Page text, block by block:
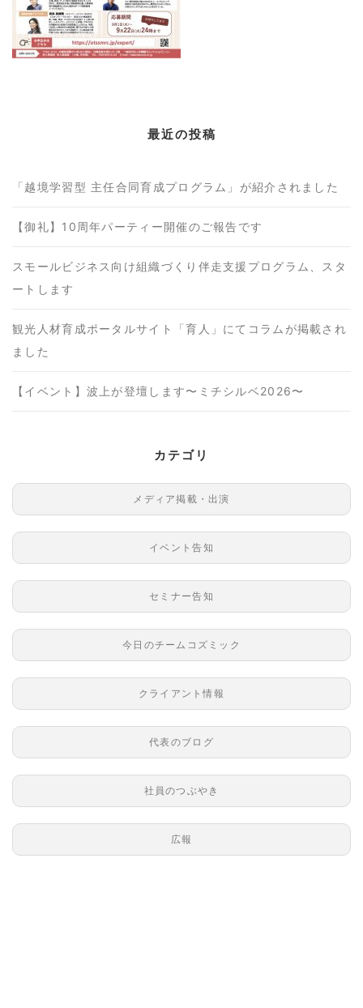
最近の投稿
「越境学習型 主任合同育成プログラム」が紹介されました
【御礼】10周年パーティー開催のご報告です
スモールビジネス向け組織づくり伴走支援プログラム、スタ
ートします
観光人材育成ポータルサイト「育人」にてコラムが掲載され
ました
【イベント】波上が登壇します〜ミチシルベ2026〜
カテゴリ
メディア掲載・出演
イベント告知
セミナー告知
今日のチームコズミック
クライアント情報
代表のブログ
社員のつぶやき
広報